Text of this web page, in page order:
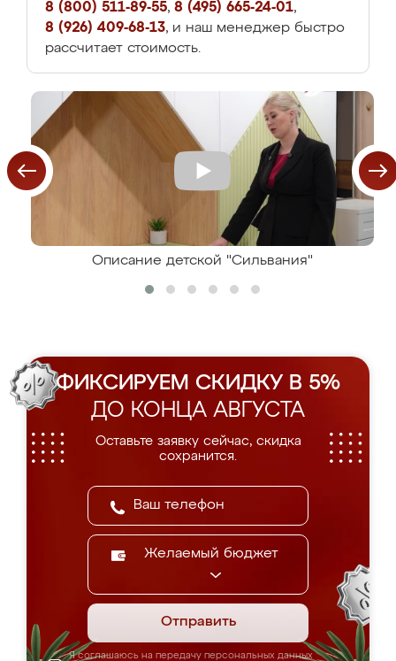
8 (800) 511-89-55, 8 (495) 665-24-01,
8 (926) 409-68-13, и наш менеджер быстро
рассчитает стоимость.
Описание детской "Сильвания"
ФИКСИРУЕМ СКИДКУ В 5%
ДО КОНЦА АВГУСТА
Оставьте заявку сейчас, скидка
сохранится.
Желаемый бюджет
Отправить
Я соглашаюсь на передачу персональных данных